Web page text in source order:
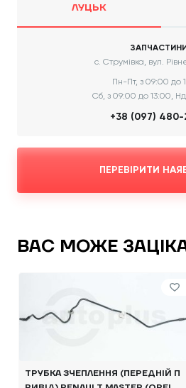
ЛУЦЬК
с. Струмівка, вул.
Пн-Пт, з 09:00 до
Сб, з 09:00 до 13:00,
+38 (097) 480-
ПЕРЕВІРИТИ
ВАС МОЖЕ
ТРУБКА ЗЧЕПЛЕННЯ (ПЕРЕДНІЙ П